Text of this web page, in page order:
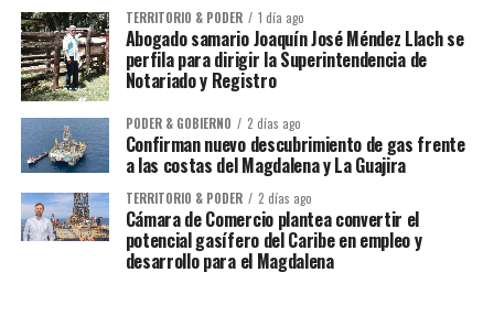
TERRITORIO & PODER 1 día ago
Abogado samario Joaquín José Méndez Llach se
perfila para dirigir la Superintendencia de
Notariado y Registro
PODER & GOBIERNO 2 días ago
Confirman nuevo descubrimiento de gas frente
a las costas del Magdalena y La Guajira
TERRITORIO & PODER 2 días ago
Cámara de Comercio plantea convertir el
potencial gasífero del Caribe en empleo y
desarrollo para el Magdalena